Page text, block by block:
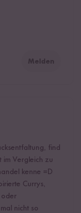
Melden
find
im Vergleich zu
kenne =D
Currys,
oder
nicht so